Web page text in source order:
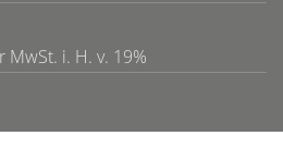
i. H. v. 19%